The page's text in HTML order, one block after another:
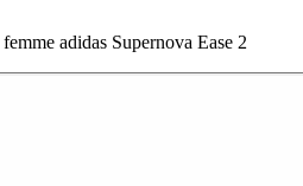
adidas Supernova Ease 2